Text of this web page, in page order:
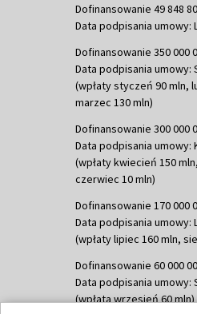
Dofinansowanie 49 848
Data podpisania umowy:
Dofinansowanie 350 000
Data podpisania umowy:
(wpłaty styczeń 90 mln,
marzec 130 mln)
Dofinansowanie 300 000
Data podpisania umowy:
(wpłaty kwiecień 150
czerwiec 10 mln)
Dofinansowanie 170 000
Data podpisania umowy:
(wpłaty lipiec 160 mln,
Dofinansowanie 60 000
Data podpisania umowy:
(wpłata wrzesień 60 mln)